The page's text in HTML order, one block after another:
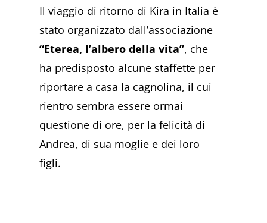
Il viaggio di ritorno di Kira in Italia è
stato organizzato dall’associazione
“Eterea, l’albero della vita”, che
ha predisposto alcune staffette per
riportare a casa la cagnolina, il cui
rientro sembra essere ormai
questione di ore, per la felicità di
Andrea, di sua moglie e dei loro
figli.